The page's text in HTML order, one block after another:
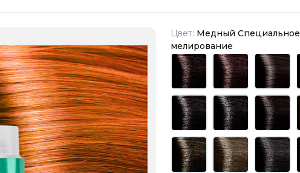
Цвет: Медный Специальное
мелирование